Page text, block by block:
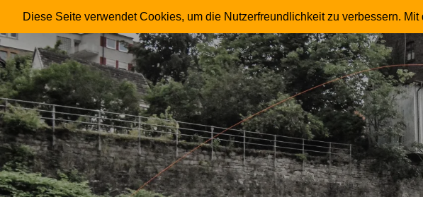
Skip
to
content
FRIESENHAHN –
Diese Seite verwendet Cookies, um die Nutzerfreundlichkeit zu verbessern.